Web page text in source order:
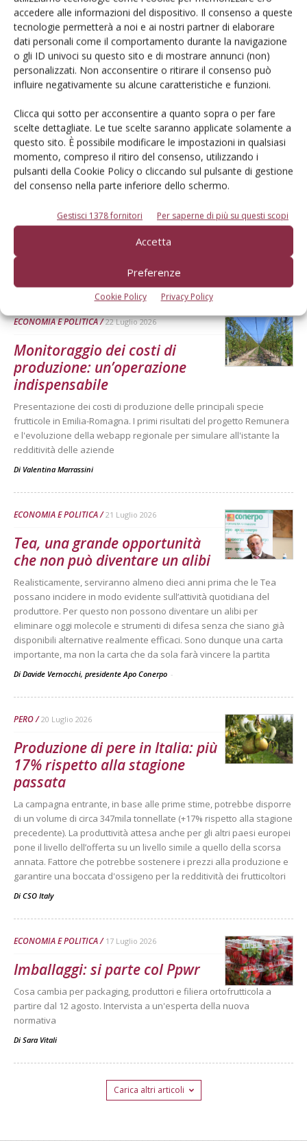
accedere alle informazioni del dispositivo. Il consenso a queste
tecnologie permetterà a noi e ai nostri partner di elaborare
dati personali come il comportamento durante la navigazione
o gli ID univoci su questo sito e di mostrare annunci (non)
personalizzati. Non acconsentire o ritirare il consenso può
influire negativamente su alcune caratteristiche e funzioni.
Clicca qui sotto per acconsentire a quanto sopra o per fare
scelte dettagliate. Le tue scelte saranno applicate solamente a
questo sito. È possibile modificare le impostazioni in qualsiasi
momento, compreso il ritiro del consenso, utilizzando i
pulsanti della Cookie Policy o cliccando sul pulsante di gestione
del consenso nella parte inferiore dello schermo.
Gestisci 1378 fornitori Per saperne di più su questi scopi
Accetta
Preferenze
Cookie Policy Privacy Policy
Dalla stessa categoria
MELO 6 Agosto 2026
Mele, la produzione europea
tonnellate
Secondo le previsioni di Prognosfruit 2026, pesano nel bilancio gli
eventi climatici estremi. Ma le prospettive di mercato sono buone
ECONOMIA E POLITICA 22 Luglio 2026
Monitoraggio dei costi di
produzione: un’operazione
indispensabile
Presentazione dei costi di produzione delle principali specie
frutticole in Emilia-Romagna. I primi risultati del progetto Remunera
e l'evoluzione della webapp regionale per simulare all'istante la
redditività delle aziende
Di Valentina Marrassini
ECONOMIA E POLITICA 21 Luglio 2026
Tea, una grande opportunità
che non può diventare un alibi
Realisticamente, serviranno almeno dieci anni prima che le Tea
possano incidere in modo evidente sull’attività quotidiana del
produttore. Per questo non possono diventare un alibi per
eliminare oggi molecole e strumenti di difesa senza che siano già
disponibili alternative realmente efficaci. Sono dunque una carta
importante, ma non la carta che da sola farà vincere la partita
Di Davide Vernocchi, presidente Apo Conerpo -
PERO 20 Luglio 2026
Produzione di pere in Italia: più
17% rispetto alla stagione
passata
La campagna entrante, in base alle prime stime, potrebbe disporre
di un volume di circa 347mila tonnellate (+17% rispetto alla stagione
precedente). La produttività attesa anche per gli altri paesi europei
pone il livello dell’offerta su un livello simile a quello della scorsa
annata. Fattore che potrebbe sostenere i prezzi alla produzione e
garantire una boccata d'ossigeno per la redditività dei frutticoltori
Di CSO Italy
ECONOMIA E POLITICA 17 Luglio 2026
Imballaggi: si parte col Ppwr
Cosa cambia per packaging, produttori e filiera ortofrutticola a
partire dal 12 agosto. Intervista a un'esperta della nuova
normativa
Di Sara Vitali
Carica altri articoli